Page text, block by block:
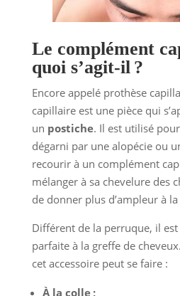
Le complément
quoi s’agit-il ?
Encore appelé prothèse
capillaire est une pièce qui
un postiche. Il est utilisé
dégarni par une alopécie ou
recourir à un complément
mélanger à sa chevelure des
de donner plus d’ampleur à
Différent de la perruque, il
parfaite à la greffe de
cet accessoire peut se faire :
À la colle ;